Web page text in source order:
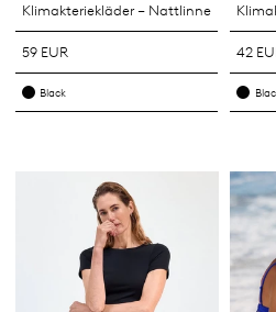
Klimakteriekläder – Nattlinne
59 EUR
Black
42